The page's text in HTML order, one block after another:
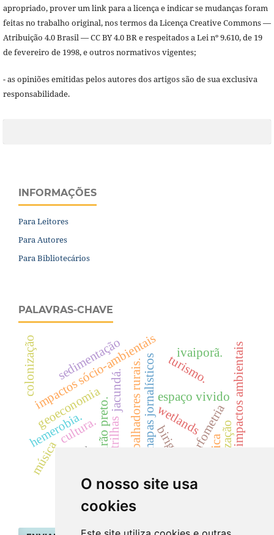
O nosso site usa
cookies
apropriado, prover um link para a licença e indicar se mudanças foram
feitas no trabalho original, nos termos da Licença Creative Commons —
Atribuição 4.0 Brasil — CC BY 4.0 BR e respeitados a Lei nº 9.610, de 19
de fevereiro de 1998, e outros normativos vigentes;
- as opiniões emitidas pelos autores dos artigos são de sua exclusiva
responsabilidade.
INFORMAÇÕES
Para Leitores
Para Autores
Para Bibliotecários
PALAVRAS-CHAVE
mapas jornalísticosbirigui-sp.
impactos sócio-ambientais
jacundá.
ribeirão preto. espaço vivido
cultura.
geoeconomia
turismo.
morfometria
trabalhadores rurais.
trilhas impactos ambientais
sedimentação
hemerobia. tribalização
escola
ivaiporã.
música
colonização
dinâmica
wetlands